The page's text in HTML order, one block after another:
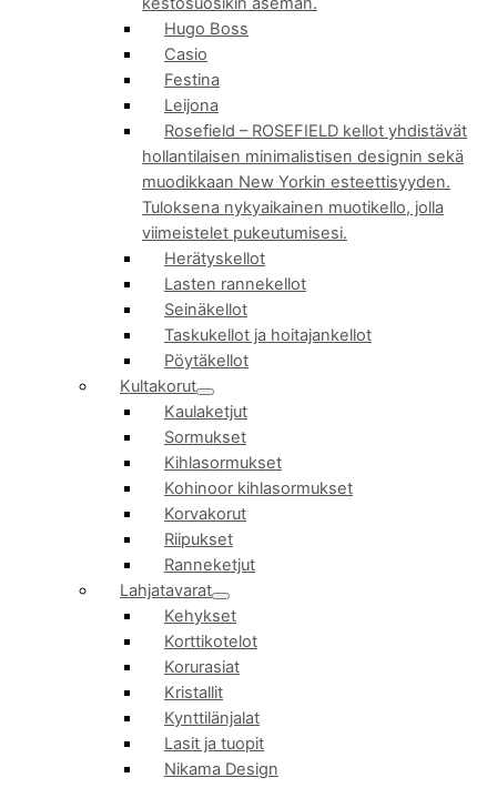
Hugo Boss
Casio
Festina
Leijona
Rosefield – ROSEFIELD kellot yhdistävät
hollantilaisen minimalistisen designin sekä
muodikkaan New Yorkin esteettisyyden.
Tuloksena nykyaikainen muotikello, jolla
viimeistelet pukeutumisesi.
Herätyskellot
Lasten rannekellot
Seinäkellot
Taskukellot ja hoitajankellot
Pöytäkellot
Kultakorut
Kaulaketjut
Sormukset
Kihlasormukset
Kohinoor kihlasormukset
Korvakorut
Riipukset
Ranneketjut
Lahjatavarat
Kehykset
Korttikotelot
Korurasiat
Kristallit
Kynttilänjalat
Lasit ja tuopit
Nikama Design